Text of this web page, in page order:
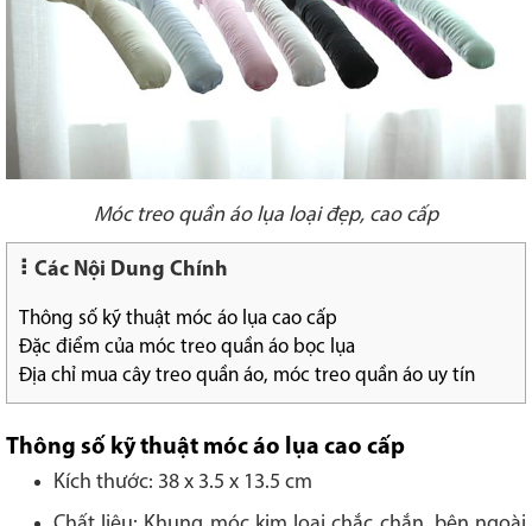
Móc treo quần áo lụa loại đẹp, cao cấp
Các Nội Dung Chính
Thông số kỹ thuật móc áo lụa cao cấp
Đặc điểm của móc treo quần áo bọc lụa
Địa chỉ mua cây treo quần áo, móc treo quần áo uy tín
Thông số kỹ thuật móc áo lụa cao cấp
Kích thước: 38 x 3.5 x 13.5 cm